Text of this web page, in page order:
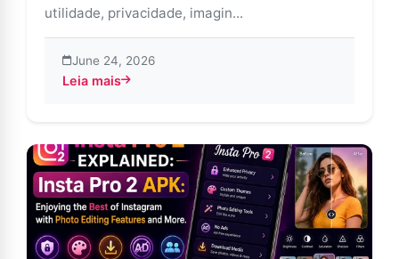
utilidade, privacidade, imagin...
June 24, 2026
Leia mais
about Insta Pro 2 – Privacidade, Personalização e